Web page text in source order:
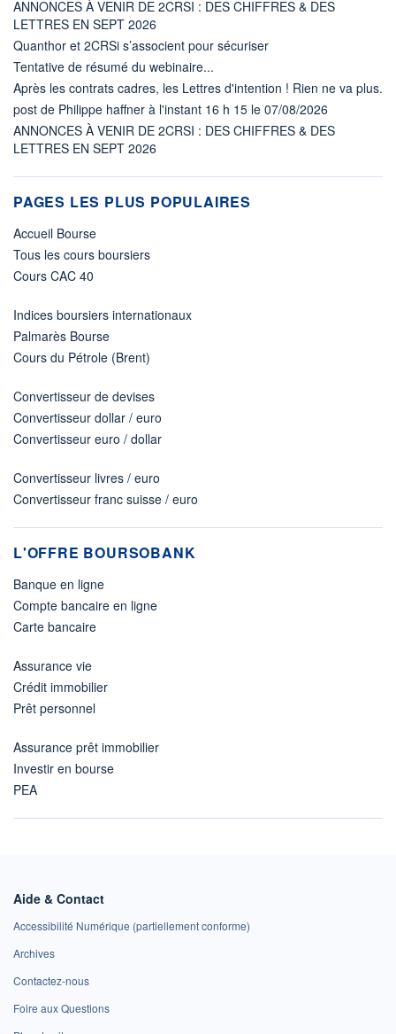
ANNONCES À VENIR DE 2CRSI : DES CHIFFRES & DES
LETTRES EN SEPT 2026
Quanthor et 2CRSi s’associent pour sécuriser
Tentative de résumé du webinaire...
Après les contrats cadres, les Lettres d'intention ! Rien ne va plus.
post de Philippe haffner à l'instant 16 h 15 le 07/08/2026
ANNONCES À VENIR DE 2CRSI : DES CHIFFRES & DES
LETTRES EN SEPT 2026
PAGES LES PLUS POPULAIRES
Accueil Bourse
Tous les cours boursiers
Cours CAC 40
Indices boursiers internationaux
Palmarès Bourse
Cours du Pétrole (Brent)
Convertisseur de devises
Convertisseur dollar / euro
Convertisseur euro / dollar
Convertisseur livres / euro
Convertisseur franc suisse / euro
L'OFFRE BOURSOBANK
Banque en ligne
Compte bancaire en ligne
Carte bancaire
Assurance vie
Crédit immobilier
Prêt personnel
Assurance prêt immobilier
Investir en bourse
PEA
Aide & Contact
Accessibilité Numérique (partiellement conforme)
Archives
Contactez-nous
Foire aux Questions